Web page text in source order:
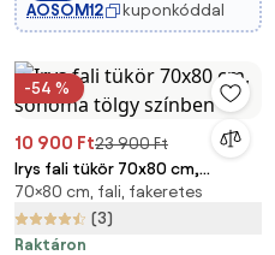
AOSOM12
kuponkóddal
-54 %
10 900 Ft23 900 Ft
Irys fali tükör 70x80 cm,
sonoma tölgy színben
70×80 cm, fali, fakeretes
(3)
Raktáron